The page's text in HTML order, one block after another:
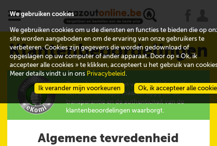
x
Klantenbeoordelingen
De evaluaties worden verzameld door eKomi,
een onafhankelijke maatschappij die de
transparantie en de authenticiteit van de
klantenbeoordelingen waarborgt.
Algemene tevredenheid
We gebruiken cookies
We gebruiken cookies om u de diensten en functies te bieden die op
site worden aangeboden en om de ervaring van onze gebruikers te
verbeteren. Cookies zijn gegevens die worden gedownload of
opgeslagen op uw computer of ander apparaat. Door op « Ok, ik
accepteer alle cookies » te klikken, accepteert u het gebruik van
Meer details vindt u in ons Privacybeleid .
Ok, ik accepteer alle
Ik verander mijn voorkeuren